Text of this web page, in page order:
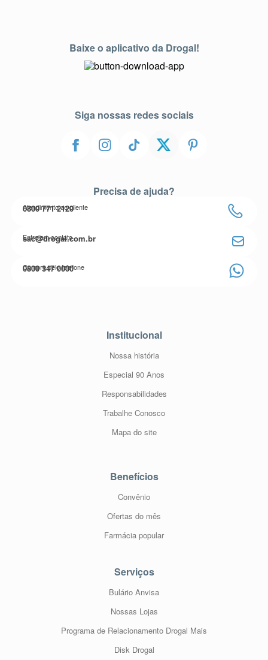
Baixe o aplicativo da Drogal!
Siga nossas redes sociais
Precisa de ajuda?
Atendimento ao cliente
0800 771 2120
Entre em contato
sac@drogal.com.br
Compre pelo telefone
0800 347 0000
Institucional
Nossa história
Especial 90 Anos
Responsabilidades
Trabalhe Conosco
Mapa do site
Benefícios
Convênio
Ofertas do mês
Farmácia popular
Serviços
Bulário Anvisa
Nossas Lojas
Programa de Relacionamento Drogal Mais
Disk Drogal